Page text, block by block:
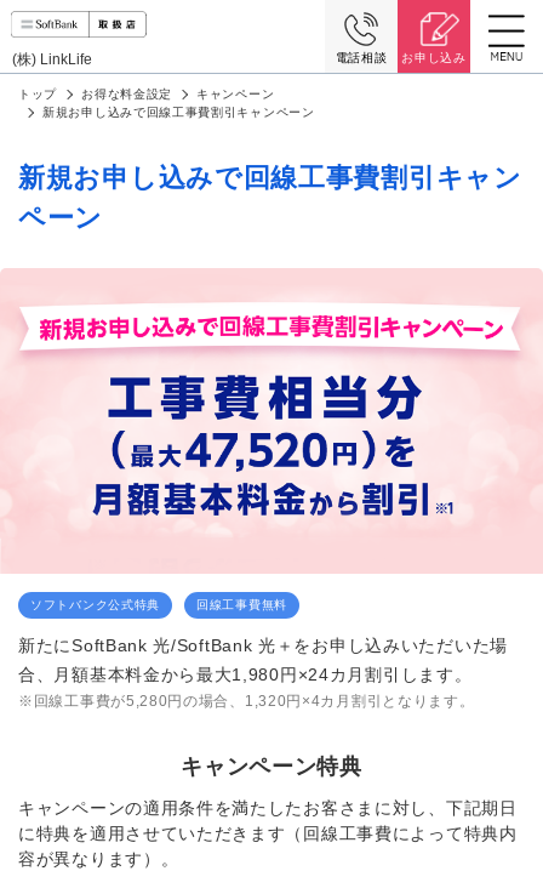
(株) LinkLife 電話相談 お申し込み
トップ お得な料金設定
キャンペーン
新規お申し込みで回線工事費割引キャンペーン
新規お申し込みで回線工事費割引キャン
ペーン
ソフトバンク公式特典 回線工事費無料
新たにSoftBank 光/SoftBank 光＋をお申し込みいただいた場
合、月額基本料金から最大1,980円×24カ月割引します。
※回線工事費が5,280円の場合、1,320円×4カ月割引となります。
キャンペーン特典
キャンペーンの適用条件を満たしたお客さまに対し、下記期日
に特典を適用させていただきます（回線工事費によって特典内
容が異なります）。